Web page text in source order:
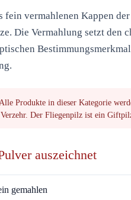
fein vermahlenen Kappen
Die Vermahlung setzt den
Alle Produkte in dieser Kategorie
Der Fliegenpilz ist ein
auszeichnet
gemahlen